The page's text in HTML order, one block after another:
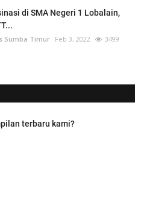
di SMA Negeri 1 Lobalain,
Sumba Timur Feb 3, 2022 3499
terbaru kami?